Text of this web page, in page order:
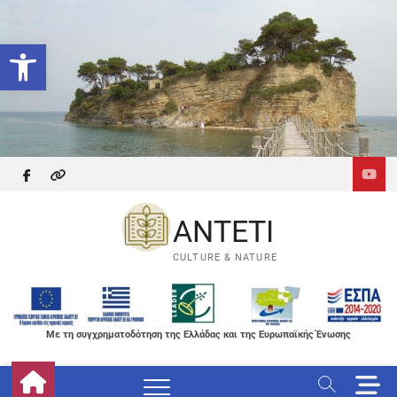
Ανοίξτε τη γραμμή εργαλείων
content
facebook
themefreesia
ANTETI
CULTURE & NATURE
Με τη συγχρηματοδότηση της Ελλάδας και της Ευρωπαϊκής Ένωσης
M